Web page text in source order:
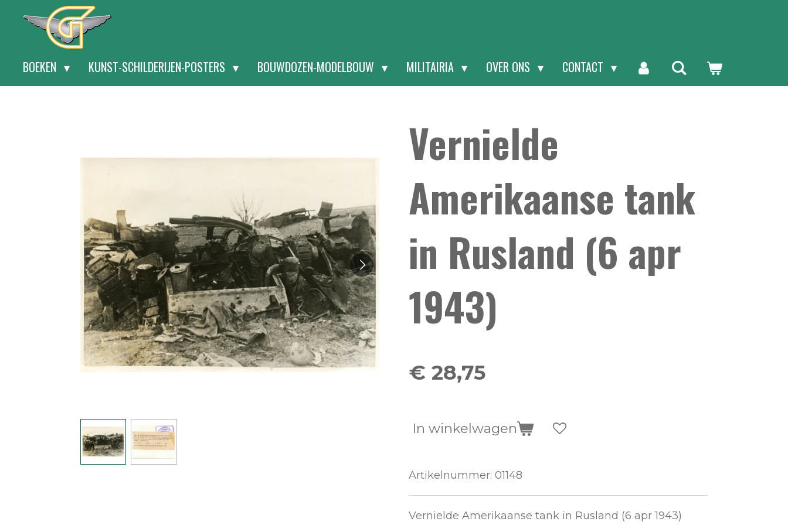
hoofdinhoud
BOEKEN KUNST-SCHILDERIJEN-POSTERS BOUWDOZEN-MODELBOUW MILITAIRIA OVER ONS CONTACT
Vernielde
Amerikaanse tank
in Rusland (6 apr
1943)
€ 28,75
In winkelwagen
Artikelnummer: 01148
Vernielde Amerikaanse tank in Rusland (6 apr 1943)